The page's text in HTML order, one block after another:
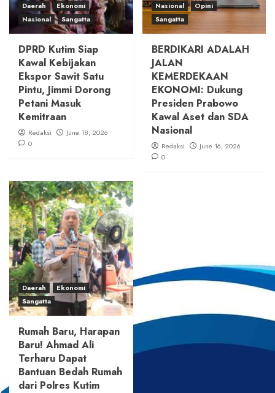
Daerah
Ekonomi
Nasional
Sangatta
DPRD Kutim Siap
Kawal Kebijakan
Ekspor Sawit Satu
Pintu, Jimmi Dorong
Petani Masuk
Kemitraan
Redaksi
June 18, 2026
0
Nasional
Opini
Sangatta
BERDIKARI ADALAH
JALAN
KEMERDEKAAN
EKONOMI: Dukung
Presiden Prabowo
Kawal Aset dan SDA
Nasional
Redaksi
June 16, 2026
0
Daerah
Ekonomi
Sangatta
Rumah Baru, Harapan
Baru! Ahmad Ali
Terharu Dapat
Bantuan Bedah Rumah
dari Polres Kutim